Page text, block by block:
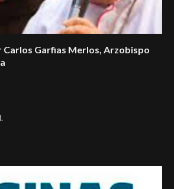
Carlos Garfias Merlos, Arzobispo